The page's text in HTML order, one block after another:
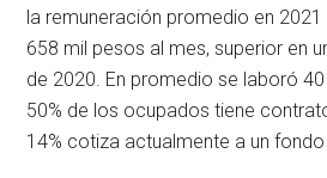
la remuneración promedio en
658 mil pesos al mes, superior en
de 2020. En promedio se laboró 40
50% de los ocupados tiene
14% cotiza actualmente a un